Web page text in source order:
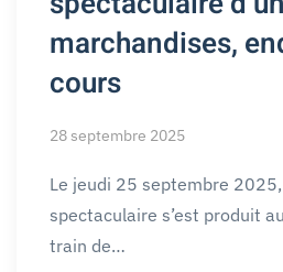
marchandises,
cours
28 septembre 2025
Le jeudi 25 septembre
spectaculaire s’est produit
train de…